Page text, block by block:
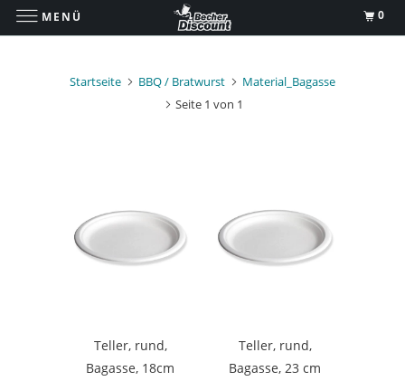
Startseite BBQ / Bratwurst
Material_Bagasse
Seite 1 von 1
Teller, rund,
Bagasse, 18cm
Teller, rund,
Bagasse, 23 cm
MENÜ 0